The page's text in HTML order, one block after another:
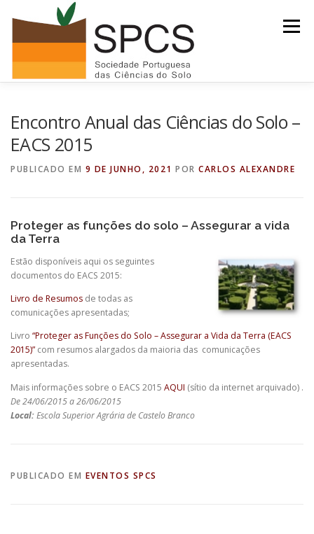
para
Menu
Encontro Anual das Ciências do Solo –
EACS 2015
PUBLICADO EM 9 DE JUNHO, 2021 POR CARLOS ALEXANDRE
Proteger as funções do solo – Assegurar a vida
da Terra
Estão disponíveis aqui os seguintes
documentos do EACS 2015:
Livro de Resumos de todas as
comunicações apresentadas;
Livro “Proteger as Funções do Solo – Assegurar a Vida da Terra (EACS
2015)” com resumos alargados da maioria das comunicações
apresentadas.
Mais informações sobre o EACS 2015 AQUI (sítio da internet arquivado) .
De 24/06/2015 a 26/06/2015
Local:Escola Superior Agrária de Castelo Branco
PUBLICADO EM EVENTOS SPCS